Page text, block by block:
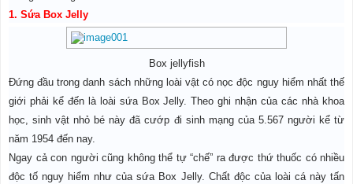
1. Sứa Box Jelly
Box jellyfish
Đứng đầu trong danh sách những loài vật có nọc độc nguy hiểm nhất thế
giới phải kể đến là loài sứa Box Jelly. Theo ghi nhận của các nhà khoa
học, sinh vật nhỏ bé này đã cướp đi sinh mạng của 5.567 người kể từ
năm 1954 đến nay.
Ngay cả con người cũng không thể tự “chế” ra được thứ thuốc có nhiều
độc tố nguy hiểm như của sứa Box Jelly. Chất độc của loài cá này tấn